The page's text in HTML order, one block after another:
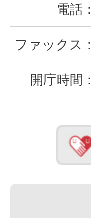
電話：
ファックス：
開庁時間：